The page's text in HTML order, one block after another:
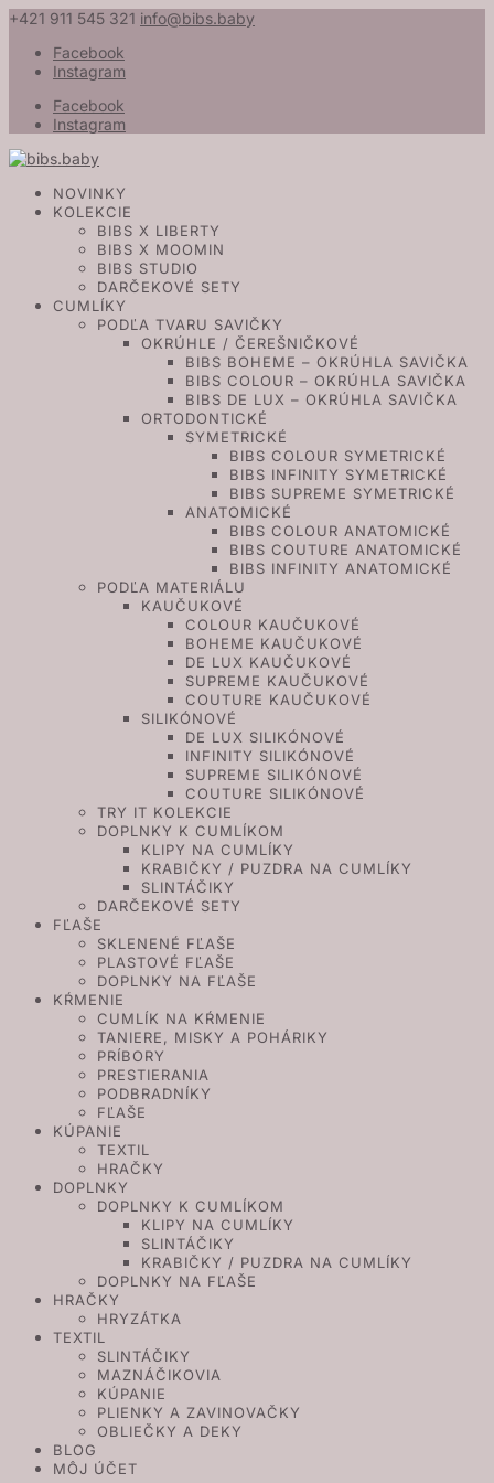
+421 911 545 321 info@bibs.baby
Facebook
Instagram
Facebook
Instagram
NOVINKY
KOLEKCIE
BIBS X LIBERTY
BIBS X MOOMIN
BIBS STUDIO
DARČEKOVÉ SETY
CUMLÍKY
PODĽA TVARU SAVIČKY
OKRÚHLE / ČEREŠNIČKOVÉ
BIBS BOHEME – OKRÚHLA SAVIČKA
BIBS COLOUR – OKRÚHLA SAVIČKA
BIBS DE LUX – OKRÚHLA SAVIČKA
ORTODONTICKÉ
SYMETRICKÉ
BIBS COLOUR SYMETRICKÉ
BIBS INFINITY SYMETRICKÉ
BIBS SUPREME SYMETRICKÉ
ANATOMICKÉ
BIBS COLOUR ANATOMICKÉ
BIBS COUTURE ANATOMICKÉ
BIBS INFINITY ANATOMICKÉ
PODĽA MATERIÁLU
KAUČUKOVÉ
COLOUR KAUČUKOVÉ
BOHEME KAUČUKOVÉ
DE LUX KAUČUKOVÉ
SUPREME KAUČUKOVÉ
COUTURE KAUČUKOVÉ
SILIKÓNOVÉ
DE LUX SILIKÓNOVÉ
INFINITY SILIKÓNOVÉ
SUPREME SILIKÓNOVÉ
COUTURE SILIKÓNOVÉ
TRY IT KOLEKCIE
DOPLNKY K CUMLÍKOM
KLIPY NA CUMLÍKY
KRABIČKY / PUZDRA NA CUMLÍKY
SLINTÁČIKY
DARČEKOVÉ SETY
FĽAŠE
SKLENENÉ FĽAŠE
PLASTOVÉ FĽAŠE
DOPLNKY NA FĽAŠE
KŔMENIE
CUMLÍK NA KŔMENIE
TANIERE, MISKY A POHÁRIKY
PRÍBORY
PRESTIERANIA
PODBRADNÍKY
FĽAŠE
KÚPANIE
TEXTIL
HRAČKY
DOPLNKY
DOPLNKY K CUMLÍKOM
KLIPY NA CUMLÍKY
SLINTÁČIKY
KRABIČKY / PUZDRA NA CUMLÍKY
DOPLNKY NA FĽAŠE
HRAČKY
HRYZÁTKA
TEXTIL
SLINTÁČIKY
MAZNÁČIKOVIA
KÚPANIE
PLIENKY A ZAVINOVAČKY
OBLIEČKY A DEKY
BLOG
MÔJ ÚČET